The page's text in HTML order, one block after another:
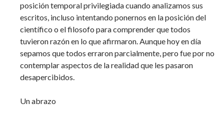
posición temporal privilegiada cuando analizamos sus
escritos, incluso intentando ponernos en la posición del
científico o el filosofo para comprender que todos
tuvieron razón en lo que afirmaron. Aunque hoy en día
sepamos que todos erraron parcialmente, pero fue por no
contemplar aspectos de la realidad que les pasaron
desapercibidos.
Un abrazo